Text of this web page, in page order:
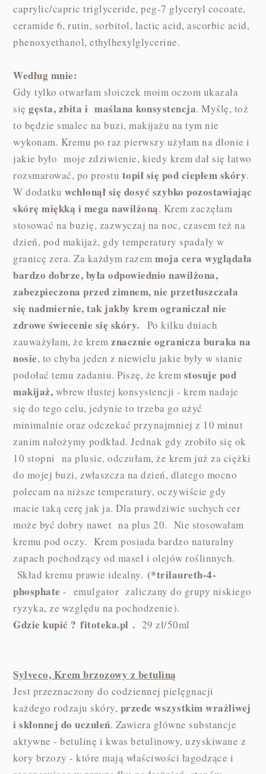
caprylic/capric triglyceride, peg-7 glyceryl cocoate,
ceramide 6, rutin, sorbitol, lactic acid, ascorbic acid,
phenoxyethanol, ethylhexylglycerine.
Według mnie:
Gdy tylko otwarłam słoiczek moim oczom ukazała
sięgęsta, zbita i maślana konsystencja. Myślę, toż
to będzie smalec na buzi, makijażu na tym nie
wykonam. Kremu po raz pierwszy użyłam na dłonie i
jakie było moje zdziwienie, kiedy krem dał się łatwo
rozsmarować, po prostu topił się pod ciepłem skóry.
W dodatkuwchłonął się dosyć szybko pozostawiając
skórę miękką i mega nawilżoną. Krem zaczęłam
stosować na buzię, zazwyczaj na noc, czasem też na
dzień, pod makijaż, gdy temperatury spadały w
granicę zera. Za każdym razemmoja cera wyglądała
bardzo dobrze, była odpowiednio nawilżona,
zabezpieczona przed zimnem, nie przetłuszczała
się nadmiernie, tak jakby krem ograniczał nie
zdrowe świecenie się skóry.
Po kilku dniach
zauważyłam, że kremznacznie ogranicza buraka na
nosie, to chyba jeden z niewielu jakie były w stanie
podołać temu zadaniu. Piszę, że krem stosuje pod
makijaż, wbrew tłustej konsystencji - krem nadaje
się do tego celu, jedynie to trzeba go użyć
minimalnie oraz odczekać przynajmniej z 10 minut
zanim nałożymy podkład. Jednak gdy zrobiło się ok
10 stopni na plusie, odczułam, że krem już za ciężki
do mojej buzi, zwłaszcza na dzień, dlatego mocno
polecam na niższe temperatury, oczywiście gdy
macie taką cerę jak ja. Dla prawdziwie suchych cer
może być dobry nawet na plus 20. Nie stosowałam
kremu pod oczy. Krem posiada bardzo naturalny
zapach pochodzący od maseł i olejów roślinnych.
Skład kremu prawie idealny. (*trilaureth-4-
phosphate - emulgator zaliczany do grupy niskiego
ryzyka, ze względu na pochodzenie).
Gdzie kupić ? fitoteka.pl . 29 zł/50ml
Sylveco, Krem brzozowy z betuliną
Jest przeznaczony do codziennej pielęgnacji
każdego rodzaju skóry, przede wszystkim wrażliwej
i skłonnej do uczuleń. Zawiera główne substancje
aktywne - betulinę i kwas betulinowy, uzyskiwane z
kory brzozy - które mają właściwości łagodzące i